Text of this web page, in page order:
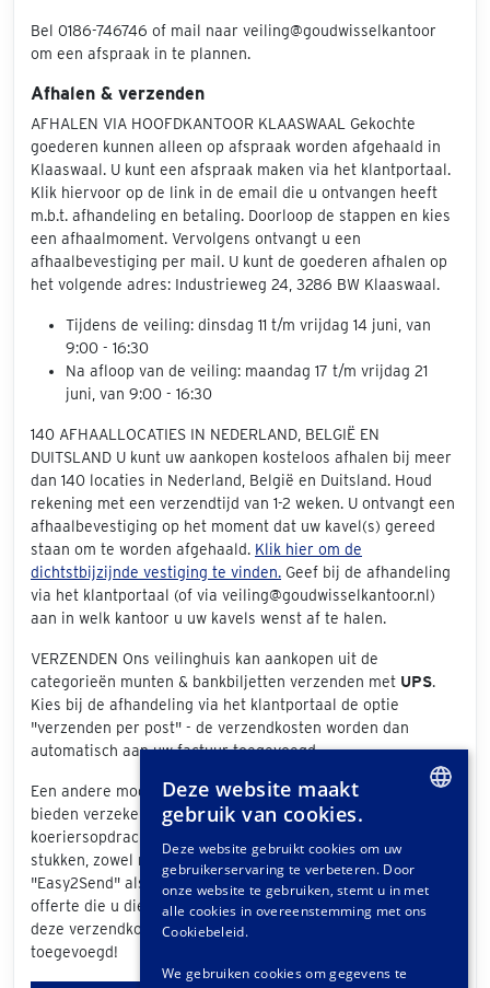
Bel 0186-746746 of mail naar veiling@goudwisselkantoor
om een afspraak in te plannen.
Afhalen & verzenden
AFHALEN VIA HOOFDKANTOOR KLAASWAAL Gekochte
goederen kunnen alleen op afspraak worden afgehaald in
Klaaswaal. U kunt een afspraak maken via het klantportaal.
Klik hiervoor op de link in de email die u ontvangen heeft
m.b.t. afhandeling en betaling. Doorloop de stappen en kies
een afhaalmoment. Vervolgens ontvangt u een
afhaalbevestiging per mail. U kunt de goederen afhalen op
het volgende adres: Industrieweg 24, 3286 BW Klaaswaal.
Tijdens de veiling: dinsdag 11 t/m vrijdag 14 juni, van
9:00 - 16:30
Na afloop van de veiling: maandag 17 t/m vrijdag 21
juni, van 9:00 - 16:30
140 AFHAALLOCATIES IN NEDERLAND, BELGIË EN
DUITSLAND U kunt uw aankopen kosteloos afhalen bij meer
dan 140 locaties in Nederland, België en Duitsland. Houd
rekening met een verzendtijd van 1-2 weken. U ontvangt een
afhaalbevestiging op het moment dat uw kavel(s) gereed
staan om te worden afgehaald. Klik hier om de
dichtstbijzijnde vestiging te vinden. Geef bij de afhandeling
via het klantportaal (of via veiling@goudwisselkantoor.nl)
aan in welk kantoor u uw kavels wenst af te halen.
VERZENDEN Ons veilinghuis kan aankopen uit de
categorieën munten & bankbiljetten verzenden met UPS.
Kies bij de afhandeling via het klantportaal de optie
"verzenden per post" - de verzendkosten worden dan
automatisch aan uw factuur toegevoegd.
Een andere mogelijkheid is verzending viaEasy2Send
, zij
bieden verzekerd transport variërend van eenvoudige
koeriersopdrachten tot het vervoeren van exclusieve
stukken, zowel nationaal als internationaal. Als u
"Easy2Send" als verzendwijze selecteert, ontvangt u een
offerte die u dient te accorderen en apart dient te betalen -
deze verzendkosten worden dus niet aan uw veilingfactuur
toegevoegd!
GERMAN
FRENCH
Deze website maakt
gebruik van cookies.
Deze website gebruikt cookies om uw
gebruikerservaring te verbeteren. Door
onze website te gebruiken, stemt u in met
alle cookies in overeenstemming met ons
Cookiebeleid.
We gebruiken cookies om gegevens te